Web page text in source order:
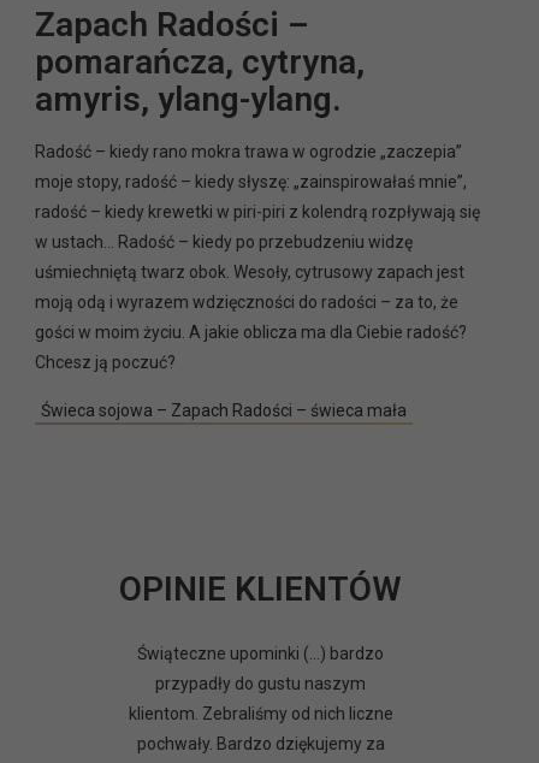
Zapach Radości –
pomarańcza, cytryna,
amyris, ylang-ylang.
Radość – kiedy rano mokra trawa w ogrodzie „zaczepia”
moje stopy, radość – kiedy słyszę: „zainspirowałaś mnie”,
radość – kiedy krewetki w piri-piri z kolendrą rozpływają się
w ustach… Radość – kiedy po przebudzeniu widzę
uśmiechniętą twarz obok. Wesoły, cytrusowy zapach jest
moją odą i wyrazem wdzięczności do radości – za to, że
gości w moim życiu. A jakie oblicza ma dla Ciebie radość?
Chcesz ją poczuć?
Świeca sojowa – Zapach Radości – świeca mała
OPINIE KLIENTÓW
Świąteczne upominki (...) bardzo
przypadły do gustu naszym
klientom. Zebraliśmy od nich liczne
pochwały. Bardzo dziękujemy za